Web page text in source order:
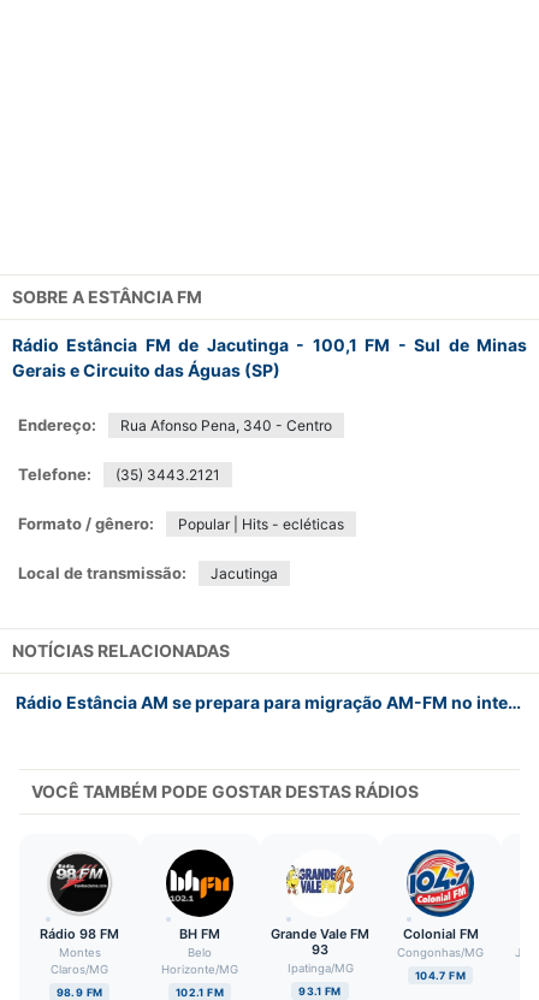
SOBRE A ESTÂNCIA FM
Rádio Estância FM de Jacutinga - 100,1 FM - Sul de Minas
Gerais e Circuito das Águas (SP)
Endereço: Rua Afonso Pena, 340 - Centro
Telefone: (35) 3443.2121
Formato / gênero: Popular | Hits - ecléticas
Local de transmissão: Jacutinga
NOTÍCIAS RELACIONADAS
Rádio Estância AM se prepara para migração AM-FM no interior mineiro
VOCÊ TAMBÉM PODE GOSTAR DESTAS RÁDIOS
Rádio 98 FM
Montes
Claros/MG
98.9 FM
BH FM
Belo
Horizonte/MG
102.1 FM
Grande Vale FM
93
Ipatinga/MG
93.1 FM
Colonial FM
Congonhas/MG
104.7 FM